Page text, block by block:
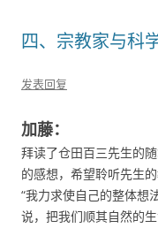
四、宗教家与科
发表回复
加藤：
拜读了仓田百三先生的
的感想，希望聆听先生
“我力求使自己的整体想
说，把我们顺其自然的